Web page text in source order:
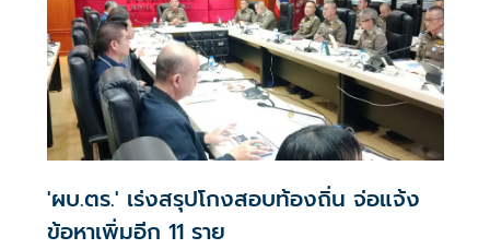
ภ.จว.มหาสารคาม
'ผบ.ตร.' เร่งสรุปโกงสอบท้องถิ่น จ่อแจ้ง
ข้อหาเพิ่มอีก 11 ราย